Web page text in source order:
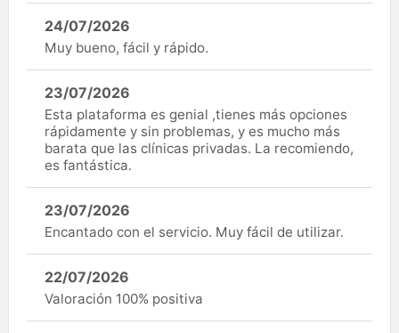
24/07/2026
Muy bueno, fácil y rápido.
23/07/2026
Esta plataforma es genial ,tienes más opciones
rápidamente y sin problemas, y es mucho más
barata que las clínicas privadas. La recomiendo,
es fantástica.
23/07/2026
Encantado con el servicio. Muy fácil de utilizar.
22/07/2026
Valoración 100% positiva